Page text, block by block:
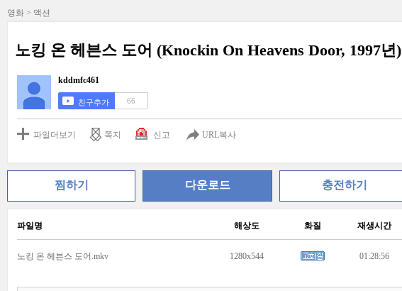
영화 > 액션
노킹 온 헤븐스 도어 (Knockin On Heavens Door, 1997년)
kddmfc461
친구추가 66
파일더보기 쪽지 신고 URL복사
찜하기 다운로드 충전하기
파일명 해상도 화질 재생시간
노킹 온 헤븐스 도어.mkv 1280x544 01:28:56